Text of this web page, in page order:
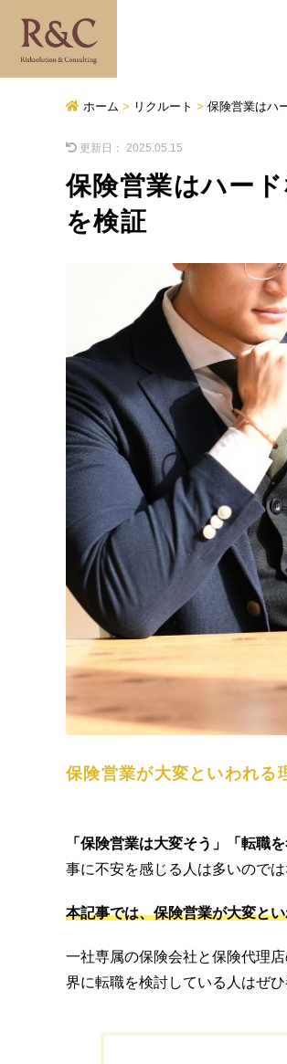
ホーム > リクルート > 保険営業はハ
更新日： 2025.05.15
保険営業はハー
を検証
保険営業が大変といわれる
「保険営業は大変そう」「転職
事に不安を感じる人は多いのでは
本記事では、保険営業が大変と
一社専属の保険会社と保険代理
界に転職を検討している人はぜひ